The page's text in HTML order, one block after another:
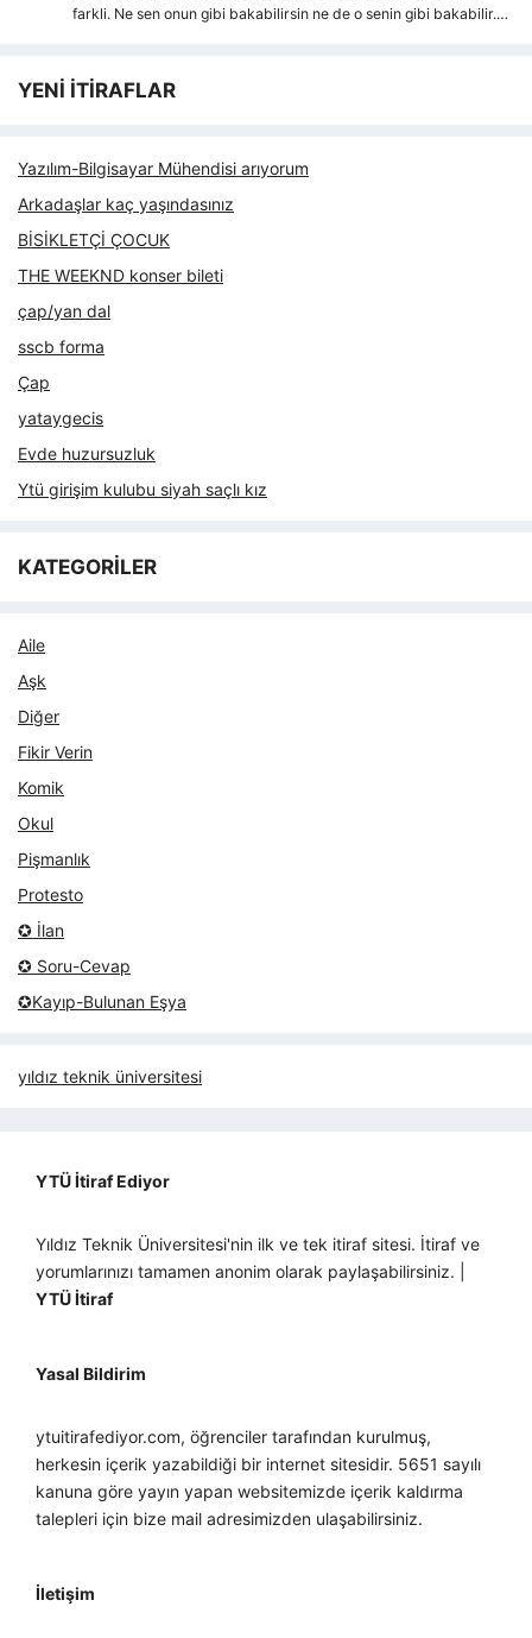
farkli. Ne sen onun gibi bakabilirsin ne de o senin gibi bakabilir.…
YENİ İTİRAFLAR
Yazılım-Bilgisayar Mühendisi arıyorum
Arkadaşlar kaç yaşındasınız
BİSİKLETÇİ ÇOCUK
THE WEEKND konser bileti
çap/yan dal
sscb forma
Çap
yataygecis
Evde huzursuzluk
Ytü girişim kulubu siyah saçlı kız
KATEGORİLER
Aile
Aşk
Diğer
Fikir Verin
Komik
Okul
Pişmanlık
Protesto
✪ İlan
✪ Soru-Cevap
✪Kayıp-Bulunan Eşya
yıldız teknik üniversitesi
YTÜ İtiraf Ediyor
Yıldız Teknik Üniversitesi'nin ilk ve tek itiraf sitesi. İtiraf ve
yorumlarınızı tamamen anonim olarak paylaşabilirsiniz. |
YTÜ İtiraf
Yasal Bildirim
ytuitirafediyor.com, öğrenciler tarafından kurulmuş,
herkesin içerik yazabildiği bir internet sitesidir. 5651 sayılı
kanuna göre yayın yapan websitemizde içerik kaldırma
talepleri için bize mail adresimizden ulaşabilirsiniz.
İletişim